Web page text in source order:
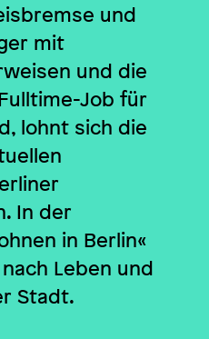
und
mit
und die
Job für
lohnt sich die
In der
in Berlin«
Leben und
Stadt.